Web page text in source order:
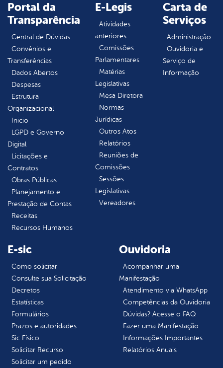
Portal da
Transparência
Central de Dúvidas
Convênios e
Transferências
Dados Abertos
Despesas
Estrutura
Organizacional
Inicio
LGPD e Governo
Digital
Licitações e
Contratos
Obras Públicas
Planejamento e
Prestação de Contas
Receitas
Recursos Humanos
E-Legis
Atividades
anteriores
Comissões
Parlamentares
Matérias
Legislativas
Mesa Diretora
Normas
Jurídicas
Outros Atos
Relatórios
Reuniões de
Comissões
Sessões
Legislativas
Vereadores
Carta de
Serviços
Administração
Ouvidoria e
Serviço de
Informação
E-sic
Como solicitar
Consulte sua Solicitação
Decretos
Estatísticas
Formulários
Prazos e autoridades
Sic Físico
Solicitar Recurso
Solicitar um pedido
Ouvidoria
Acompanhar uma
Manifestação
Atendimento via WhatsApp
Competências da Ouvidoria
Dúvidas? Acesse o FAQ
Fazer uma Manifestação
Informações Importantes
Relatórios Anuais